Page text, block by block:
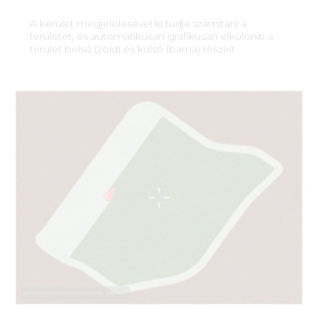
A kerület megjelölésével ki tudja számítani a
területet, és automatikusan grafikusan elkülöníti a
terület belső (zöld) és külső (barna) részeit.